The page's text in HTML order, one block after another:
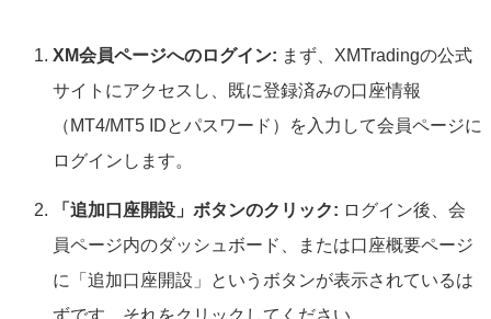
XM会員ページへのログイン: まず、XMTradingの公式
サイトにアクセスし、既に登録済みの口座情報
（MT4/MT5 IDとパスワード）を入力して会員ページに
ログインします。
「追加口座開設」ボタンのクリック: ログイン後、会
員ページ内のダッシュボード、または口座概要ページ
に「追加口座開設」というボタンが表示されているは
ずです。それをクリックしてください。